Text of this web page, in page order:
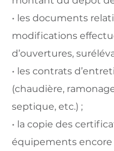
• les documents
modifications
d’ouvertures,
• les contrats
(chaudière,
septique, etc.) ;
• la copie des
équipements encore